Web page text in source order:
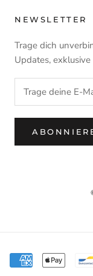
NEWSLETTER
Trage dich
Updates,